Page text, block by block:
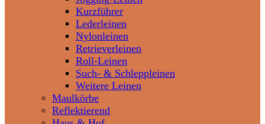
Kurzführer
Lederleinen
Nylonleinen
Retrieverleinen
Roll-Leinen
Such- & Schleppleinen
Weitere Leinen
Maulkörbe
Reflektierend